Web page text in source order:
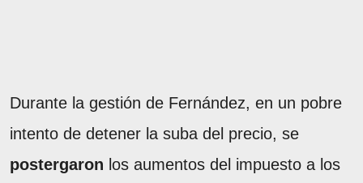
Durante la gestión de Fernández, en un pobre
intento de detener la suba del precio, se
postergaron los aumentos del impuesto a los